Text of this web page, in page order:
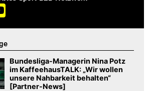
Bundesliga-Managerin Nina Potz
im KaffeehausTALK: „Wir wollen
unsere Nahbarkeit behalten“
[Partner-News]